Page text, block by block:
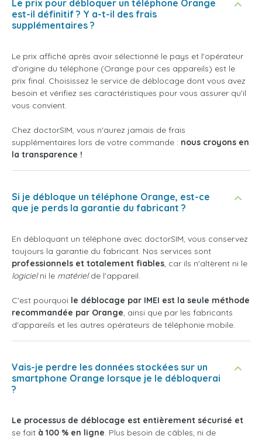
Le prix pour débloquer un téléphone Orange
est-il définitif ? Y a-t-il des frais
supplémentaires ?
Le prix affiché après avoir sélectionné le pays et l'opérateur
d'origine du téléphone (Orange pour ces appareils) est le
prix final. Choisissez le service de déblocage dont vous avez
besoin et vérifiez ses caractéristiques pour vous assurer qu'il
vous convient.
Chez doctorSIM, vous n'aurez jamais de frais
supplémentaires lors de votre commande : nous croyons en
la transparence !
Si je débloque un téléphone Orange, est-ce
que je perds la garantie du fabricant ?
En débloquant un téléphone avec doctorSIM, vous conservez
toujours la garantie du fabricant. Nos services sont
professionnels et totalement fiables, car ils n'altèrent ni le
logicielni le matérielde l'appareil.
C'est pourquoi le déblocage par IMEI est la seule méthode
recommandée par Orange, ainsi que par les fabricants
d'appareils et les autres opérateurs de téléphonie mobile.
Vais-je perdre les données stockées sur un
smartphone Orange lorsque je le débloquerai
?
Le processus de déblocage est entièrement sécurisé et
se fait à 100 % en ligne. Plus besoin de câbles, ni de